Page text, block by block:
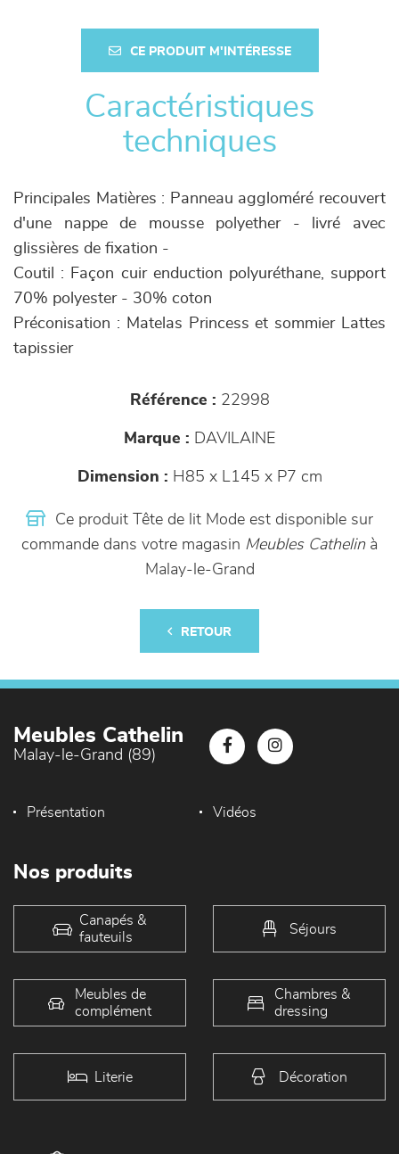
CE PRODUIT M'INTÉRESSE
Caractéristiques
techniques
Principales Matières : Panneau aggloméré recouvert
d'une nappe de mousse polyether - livré avec
glissières de fixation -
Coutil : Façon cuir enduction polyuréthane, support
70% polyester - 30% coton
Préconisation : Matelas Princess et sommier Lattes
tapissier
Référence : 22998
Marque : DAVILAINE
Dimension : H85 x L145 x P7 cm
Ce produit Tête de lit Mode est disponible sur
commande dans votre magasin Meubles Cathelinà
Malay-le-Grand
RETOUR
Meubles Cathelin
Malay-le-Grand (89)
Présentation Vidéos
Nos produits
Canapés &
fauteuils
Séjours
Meubles de
complément
Chambres &
dressing
Literie Décoration